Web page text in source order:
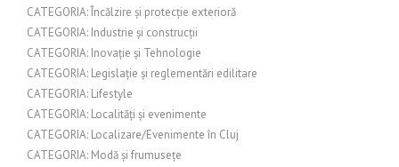
CATEGORIA: Încălzire și protecție exterioră
CATEGORIA: Industrie și construcții
CATEGORIA: Inovație și Tehnologie
CATEGORIA: Legislație și reglementări edilitare
CATEGORIA: Lifestyle
CATEGORIA: Localități și evenimente
CATEGORIA: Localizare/Evenimente în Cluj
CATEGORIA: Modă și frumusețe